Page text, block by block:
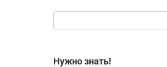
Нужно знать!